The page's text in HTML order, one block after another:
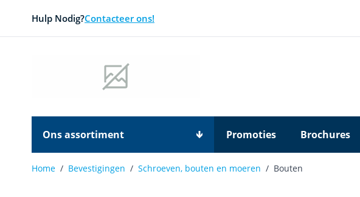
Hulp Nodig?Contacteer ons!
Ons assortiment Promoties Brochures
Home / Bevestigingen / Schroeven, bouten en moeren / Bouten